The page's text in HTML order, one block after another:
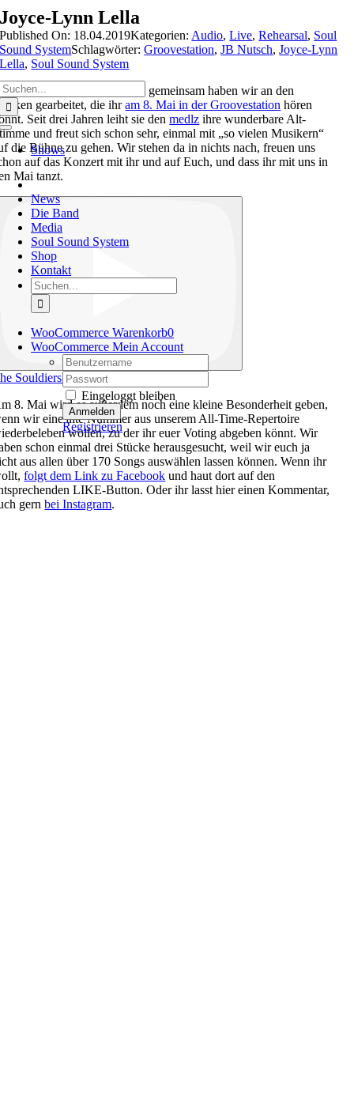
Zum
Inhalt
springen
Toggle
Navigation
Shows
News
Die Band
Media
Soul Sound System
Shop
Kontakt
Suche
nach:
WooCommerce Warenkorb0
WooCommerce Mein Account
Username:
Password:
Eingeloggt bleiben
Registrieren
Joyce-Lynn Lella
Published On: 18.04.2019Kategorien: Audio,Live,Rehearsal, Soul
Sound SystemSchlagwörter:Groovestation,JB Nutsch,Joyce-Lynn
Lella, Soul Sound System
kam
vorbei und gemeinsam haben wir an den
gearbeitet, die ihram 8. Mai in der Groovestation hören
Seit drei Jahren leiht sie denmedlz ihre wunderbare Alt-
und freut sich schon sehr, einmal mit „so vielen Musikern“
die Bühne zu gehen. Wir stehen da in nichts nach, freuen uns
auf das Konzert mit ihr und auf Euch, und dass ihr mit uns in
Mai tanzt.
Souldiers feat. Joyce-Lynn Lella
8. Mai wird es außerdem noch eine kleine Besonderheit geben,
wir eine alte Nummer aus unserem All-Time-Repertoire
wollen, zu der ihr euer Voting abgeben könnt. Wir
schon einmal drei Stücke herausgesucht, weil wir euch ja
aus allen über 170 Songs auswählen lassen können. Wenn ihr
folgt dem Link zu Facebook und haut dort auf den
LIKE-Button. Oder ihr lasst hier einen Kommentar,
gernbei Instagram.